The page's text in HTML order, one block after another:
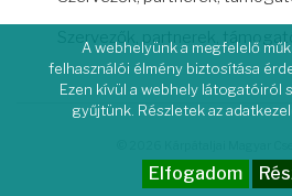
Szervezők, partnerek,
A webhelyünk a megfelelő
felhasználói élmény biztosítása
Ezen kívül a webhely látogatóiról
gyűjtünk. Részletek az
Elfogadom